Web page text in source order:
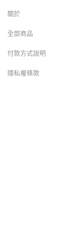
關於
全部商品
付款方式說明
隱私權條款